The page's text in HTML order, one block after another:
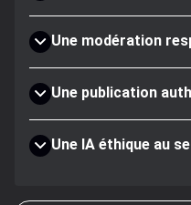
Une modération
Une publication
Une IA éthique au